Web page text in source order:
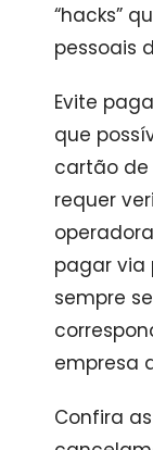
“hacks”
pessoais
Evite
que
cartão de
requer
pagar via
sempre
empresa
Confira